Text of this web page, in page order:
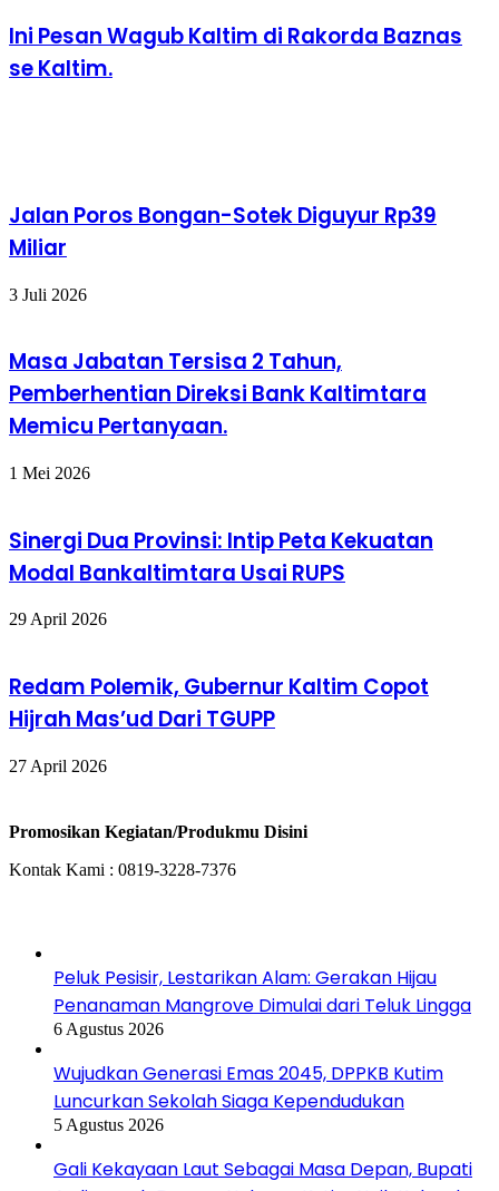
Ini Pesan Wagub Kaltim di Rakorda Baznas
se Kaltim.
Jalan Poros Bongan-Sotek Diguyur Rp39
Miliar
3 Juli 2026
Masa Jabatan Tersisa 2 Tahun,
Pemberhentian Direksi Bank Kaltimtara
Memicu Pertanyaan.
1 Mei 2026
Sinergi Dua Provinsi: Intip Peta Kekuatan
Modal Bankaltimtara Usai RUPS
29 April 2026
Redam Polemik, Gubernur Kaltim Copot
Hijrah Mas’ud Dari TGUPP
27 April 2026
Promosikan Kegiatan/Produkmu Disini
Kontak Kami : 0819-3228-7376
Peluk Pesisir, Lestarikan Alam: Gerakan Hijau
Penanaman Mangrove Dimulai dari Teluk Lingga
6 Agustus 2026
Wujudkan Generasi Emas 2045, DPPKB Kutim
Luncurkan Sekolah Siaga Kependudukan
5 Agustus 2026
Gali Kekayaan Laut Sebagai Masa Depan, Bupati